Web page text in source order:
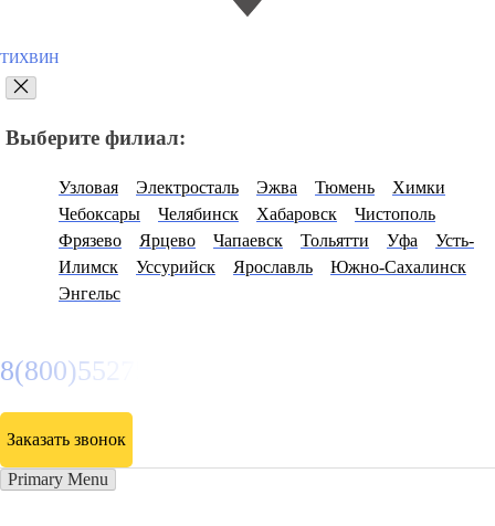
ТИХВИН
Выберите филиал:
Узловая Электросталь Эжва Тюмень
Химки
Чебоксары
Челябинск Хабаровск
Чистополь
Фрязево
Ярцево Чапаевск Тольятти Уфа
Усть-
Илимск
Уссурийск Ярославль
Южно-Сахалинск
Энгельс
8(800)5527584
Заказать звонок
Primary Menu